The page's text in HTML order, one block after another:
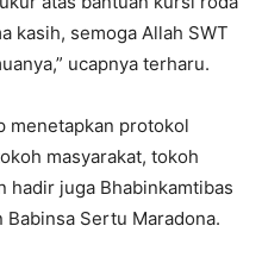
kasih, semoga Allah SWT
ucapnya terharu.
menetapkan protokol
masyarakat, tokoh
hadir juga Bhabinkamtibas
Babinsa Sertu Maradona.